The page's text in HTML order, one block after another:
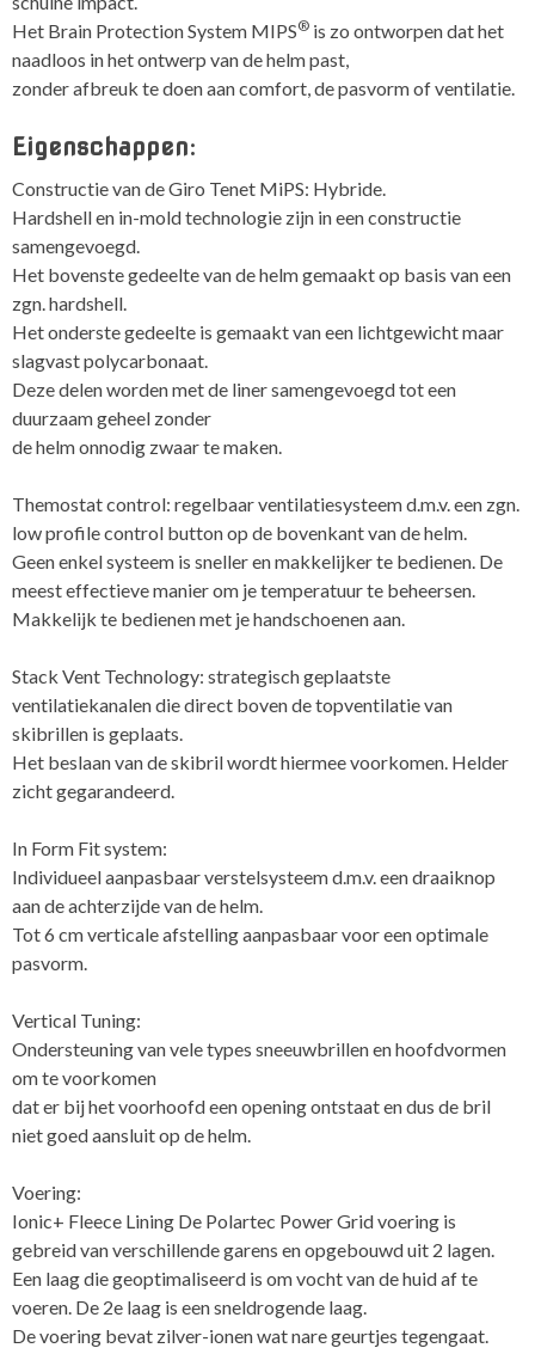
Het Brain Protection System MIPS® is zo ontworpen dat het
naadloos in het ontwerp van de helm past,
zonder afbreuk te doen aan comfort, de pasvorm of ventilatie.
Eigenschappen:
Constructie van de Giro Tenet MiPS: Hybride.
Hardshell en in-mold technologie zijn in een constructie
samengevoegd.
Het bovenste gedeelte van de helm gemaakt op basis van een
zgn. hardshell.
Het onderste gedeelte is gemaakt van een lichtgewicht maar
slagvast polycarbonaat.
Deze delen worden met de liner samengevoegd tot een
duurzaam geheel zonder
de helm onnodig zwaar te maken.
Themostat control: regelbaar ventilatiesysteem d.m.v. een zgn.
low profile control button op de bovenkant van de helm.
Geen enkel systeem is sneller en makkelijker te bedienen. De
meest effectieve manier om je temperatuur te beheersen.
Makkelijk te bedienen met je handschoenen aan.
Stack Vent Technology: strategisch geplaatste
ventilatiekanalen die direct boven de topventilatie van
skibrillen is geplaats.
Het beslaan van de skibril wordt hiermee voorkomen. Helder
zicht gegarandeerd.
In Form Fit system:
Individueel aanpasbaar verstelsysteem d.m.v. een draaiknop
aan de achterzijde van de helm.
Tot 6 cm verticale afstelling aanpasbaar voor een optimale
pasvorm.
Vertical Tuning:
Ondersteuning van vele types sneeuwbrillen en hoofdvormen
om te voorkomen
dat er bij het voorhoofd een opening ontstaat en dus de bril
niet goed aansluit op de helm.
Voering:
Ionic+ Fleece Lining De Polartec Power Grid voering is
gebreid van verschillende garens en opgebouwd uit 2 lagen.
Een laag die geoptimaliseerd is om vocht van de huid af te
voeren. De 2e laag is een sneldrogende laag.
De voering bevat zilver-ionen wat nare geurtjes tegengaat.